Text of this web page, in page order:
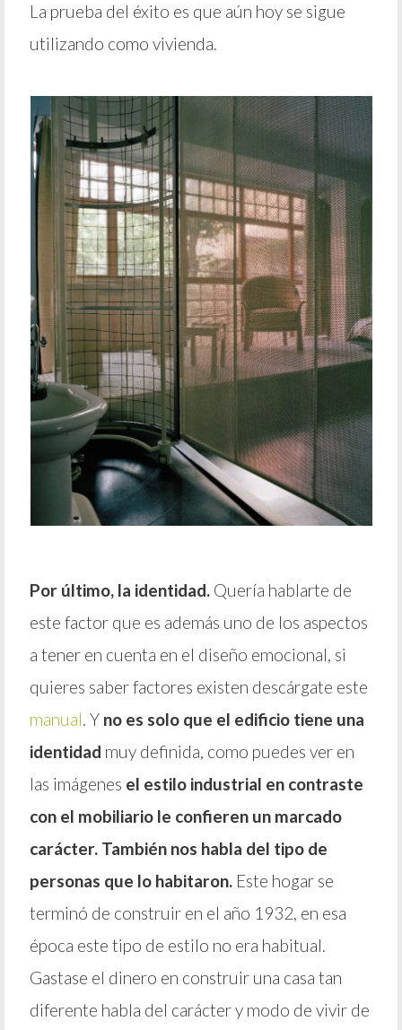
La prueba del éxito es que aún hoy se sigue
utilizando como vivienda.
Por último, la identidad. Quería hablarte de
este factor que es además uno de los aspectos
a tener en cuenta en el diseño emocional, si
quieres saber factores existen descárgate este
manual. Y no es solo que el edificio tiene una
identidad muy definida, como puedes ver en
las imágenes el estilo industrial en contraste
con el mobiliario le confieren un marcado
carácter. También nos habla del tipo de
personas que lo habitaron. Este hogar se
terminó de construir en el año 1932, en esa
época este tipo de estilo no era habitual.
Gastase el dinero en construir una casa tan
diferente habla del carácter y modo de vivir de